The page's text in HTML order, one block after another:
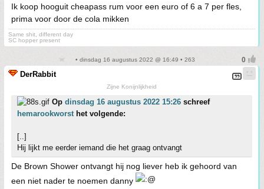
Ik koop hooguit cheapass rum voor een euro of 6 a 7 per fles,
prima voor door de cola mikken
Same shit, different day
SC hopper present
• dinsdag 16 augustus 2022 @ 16:49 • 263
DerRabbit
Zijne Konijnlijkheid
Op dinsdag 16 augustus 2022 15:26 schreef
hemarookworsthet volgende:
[..]
Hij lijkt me eerder iemand die het graag ontvangt
De Brown Shower ontvangt hij nog liever heb ik gehoord van
een niet nader te noemen danny